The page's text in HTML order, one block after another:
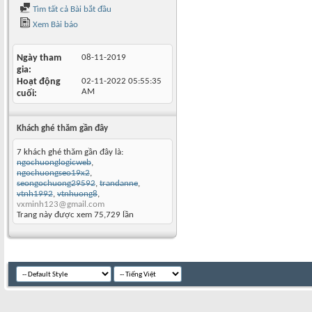
Tìm tất cả Bài bắt đầu
Xem Bài báo
Ngày tham
gia
08-11-2019
Hoạt động
cuối
02-11-2022 05:55:35
AM
Khách ghé thăm gần đây
7 khách ghé thăm gần đây là:
ngochuonglogicweb,
ngochuongseo19x2,
seongochuong29592, trandanne,
vtnh1992, vtnhuong8,
vxminh123@gmail.com
Trang này được xem 75,729 lần